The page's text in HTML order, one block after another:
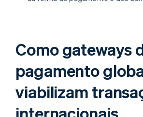
Como gateways
pagamento
viabilizam